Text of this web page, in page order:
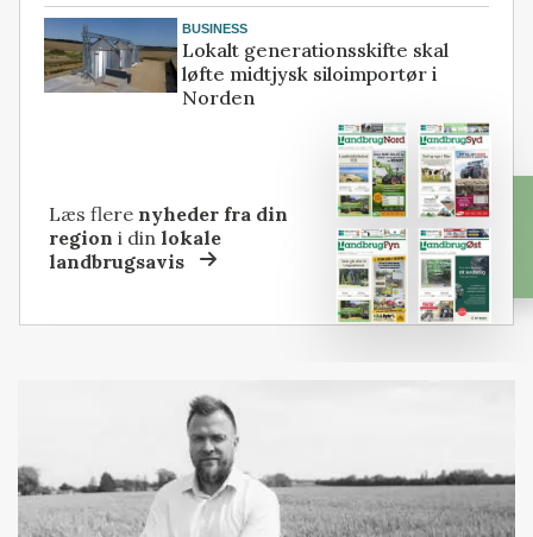
BUSINESS
Lokalt generationsskifte skal
løfte midtjysk siloimportør i
Norden
Læs flere nyheder fra din
region i dinlokale
landbrugsavis